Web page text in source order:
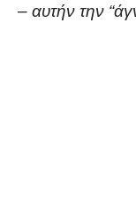
– αυτήν την